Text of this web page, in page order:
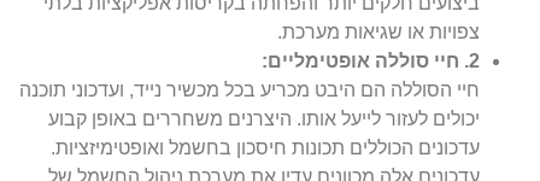
צפויות או שגיאות מערכת.
2. חיי סוללה אופטימליים:
חיי הסוללה הם היבט מכריע בכל מכשיר נייד, ועדכוני תוכנה
יכולים לעזור לייעל אותו. היצרנים משחררים באופן קבוע
עדכונים הכוללים תכונות חיסכון בחשמל ואופטימיזציות.
עדכונים אלה מכוונים עדין את מערכת ניהול החשמל של